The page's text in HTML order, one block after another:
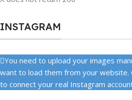
INSTAGRAM
You need to upload your images
want to load them from your website.
to connect your real Instagram